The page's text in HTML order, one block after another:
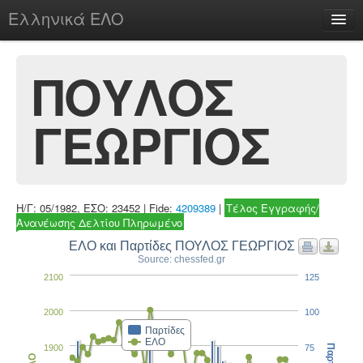
Ελληνικά ΕΛΟ
chesstu.be @ discord
Login
ΠΟΥΛΟΣ
ΓΕΩΡΓΙΟΣ
Η/Γ: 05/1982, ΕΣΟ: 23452 | Fide: 4209389 | Τέλος Εγγραφής/
Ανανέωσης Δελτίου Πληρωμένο
ΕΛΟ και Παρτίδες ΠΟΥΛΟΣ ΓΕΩΡΓΙΟΣ
Source: chessfed.gr
Παρτίδες
ΕΛΟ
1900
2000
2100
100
75
125